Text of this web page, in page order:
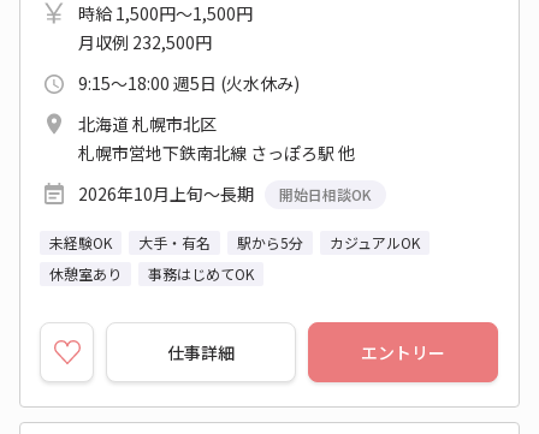
時給 1,500円～1,500円
月収例 232,500円
9:15～18:00 週5日 (火水休み)
北海道 札幌市北区
札幌市営地下鉄南北線 さっぽろ駅 他
2026年10月上旬～長期
開始日相談OK
未経験OK 大手・有名 駅から5分
カジュアルOK
休憩室あり
事務はじめてOK
仕事詳細 エントリー